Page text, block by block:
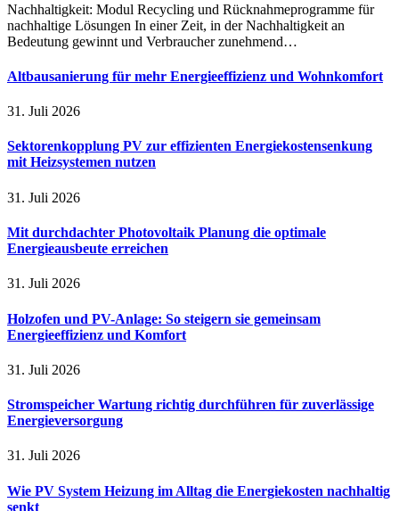
Nachhaltigkeit: Modul Recycling und Rücknahmeprogramme für
nachhaltige Lösungen In einer Zeit, in der Nachhaltigkeit an
Bedeutung gewinnt und Verbraucher zunehmend…
Altbausanierung für mehr Energieeffizienz und Wohnkomfort
31. Juli 2026
Sektorenkopplung PV zur effizienten Energiekostensenkung
mit Heizsystemen nutzen
31. Juli 2026
Mit durchdachter Photovoltaik Planung die optimale
Energieausbeute erreichen
31. Juli 2026
Holzofen und PV-Anlage: So steigern sie gemeinsam
Energieeffizienz und Komfort
31. Juli 2026
Stromspeicher Wartung richtig durchführen für zuverlässige
Energieversorgung
31. Juli 2026
Wie PV System Heizung im Alltag die Energiekosten nachhaltig
senkt